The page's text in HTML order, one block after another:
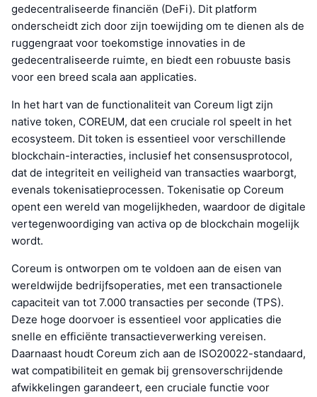
gedecentraliseerde financiën (DeFi). Dit platform
onderscheidt zich door zijn toewijding om te dienen als de
ruggengraat voor toekomstige innovaties in de
gedecentraliseerde ruimte, en biedt een robuuste basis
voor een breed scala aan applicaties.
In het hart van de functionaliteit van Coreum ligt zijn
native token, COREUM, dat een cruciale rol speelt in het
ecosysteem. Dit token is essentieel voor verschillende
blockchain-interacties, inclusief het consensusprotocol,
dat de integriteit en veiligheid van transacties waarborgt,
evenals tokenisatieprocessen. Tokenisatie op Coreum
opent een wereld van mogelijkheden, waardoor de digitale
vertegenwoordiging van activa op de blockchain mogelijk
wordt.
Coreum is ontworpen om te voldoen aan de eisen van
wereldwijde bedrijfsoperaties, met een transactionele
capaciteit van tot 7.000 transacties per seconde (TPS).
Deze hoge doorvoer is essentieel voor applicaties die
snelle en efficiënte transactieverwerking vereisen.
Daarnaast houdt Coreum zich aan de ISO20022-standaard,
wat compatibiliteit en gemak bij grensoverschrijdende
afwikkelingen garandeert, een cruciale functie voor